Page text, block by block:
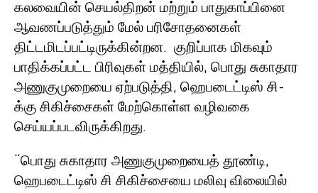
கலவையின் செயல்திறன் மற்றும் பாதுகாப்பினை
ஆவணப்படுத்தும் மேல் பரிசோதனைகள்
திட்டமிடப்பட்டிருக்கின்றன. குறிப்பாக மிகவும்
பாதிக்கப்பட்ட பிரிவுகள் மத்தியில், பொது சுகாதார
அணுகுமுறையை ஏற்படுத்தி, ஹெபடைட்டிஸ் சி-
க்கு சிகிச்சைகள் மேற்கொள்ள வழிவகை
செய்யப்படவிருக்கிறது.
“பொது சுகாதார அணுகுமுறையைத் தூண்டி,
ஹெபடைட்டிஸ் சி சிகிச்சையை மலிவு விலையில்